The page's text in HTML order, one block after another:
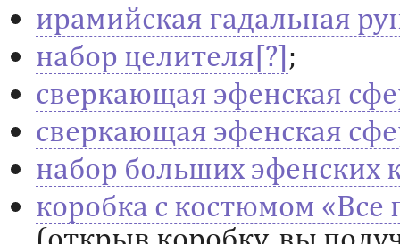
ирамийская гадальная
набор целителя
;
сверкающая эфенская
сверкающая эфенская
набор больших эфенских
коробка с костюмом